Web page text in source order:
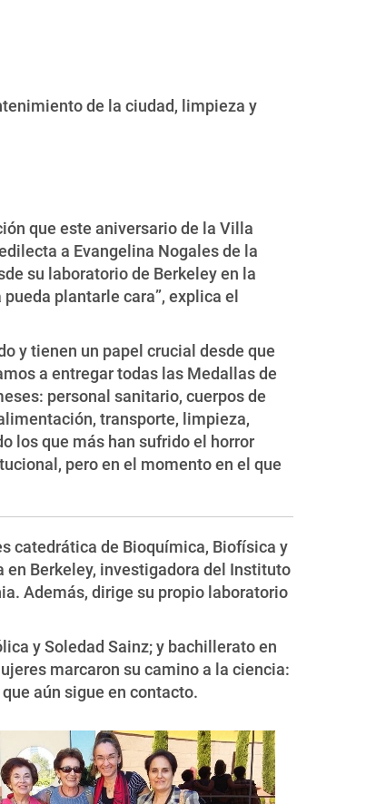
de la ciudad, limpieza y
que este aniversario de la Villa
a Evangelina Nogales de la
su laboratorio de Berkeley en la
plantarle cara”, explica el
y tienen un papel crucial desde que
a entregar todas las Medallas de
personal sanitario, cuerpos de
transporte, limpieza,
los que más han sufrido el horror
pero en el momento en el que
catedrática de Bioquímica, Biofísica y
Berkeley, investigadora del Instituto
Además, dirige su propio laboratorio
y Soledad Sainz; y bachillerato en
marcaron su camino a la ciencia:
aún sigue en contacto.